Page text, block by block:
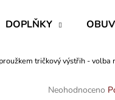
DOPLŇKY OBUV
tričkový výstřih - volba
Průměrné
Neohodnoceno
najít?